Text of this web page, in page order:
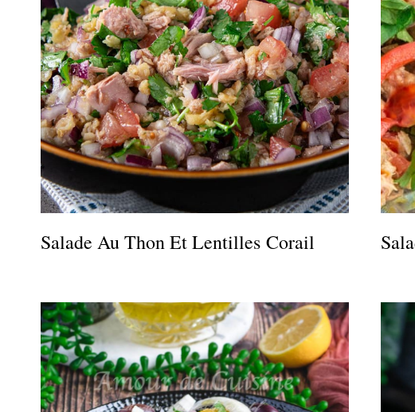
Salade Au Thon Et Lentilles Corail